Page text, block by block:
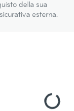
della sua
esterna.